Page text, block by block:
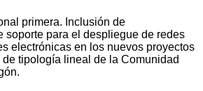
primera. Inclusión de
soporte para el despliegue de redes
electrónicas en los nuevos proyectos
tipología lineal de la Comunidad